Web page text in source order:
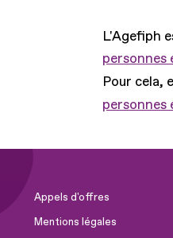
L'Agefiph
personnes
Pour cela,
personnes
Appels d'offres
Mentions légales